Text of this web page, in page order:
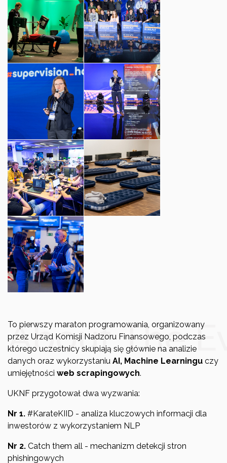
About The
To pierwszy maraton programowania, organizowany
przez Urząd Komisji Nadzoru Finansowego, podczas
którego uczestnicy skupiają się głównie na analizie
danych oraz wykorzystaniu AI, Machine Learningu czy
umiejętności web scrapingowych.
UKNF przygotował dwa wyzwania:
Nr 1. #KarateKIID - analiza kluczowych informacji dla
inwestorów z wykorzystaniem NLP
Nr 2. Catch them all - mechanizm detekcji stron
phishingowych